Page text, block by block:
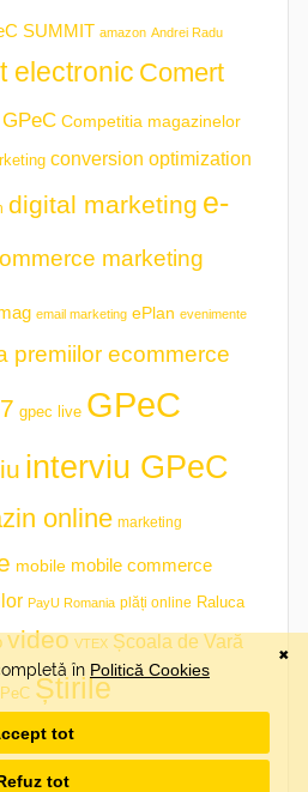
SUMMIT amazon Andrei Radu
electronic Comert
Competitia magazinelor
conversion optimization
digital marketing e-
marketing
email marketing ePlan evenimente
premiilor ecommerce
gpec live GPeC
interviu GPeC
online marketing
mobile mobile commerce
PayU Romania plăți online Raluca
video VTEX Școala de Vară
Știrile